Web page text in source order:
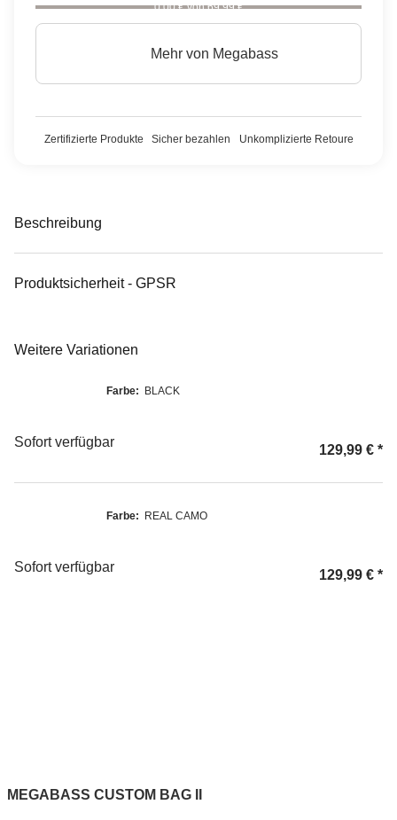
0,00 € von 69,99 €
Mehr von Megabass
Zertifizierte Produkte Sicher bezahlen Unkomplizierte Retoure
Beschreibung
Produktsicherheit - GPSR
Weitere Variationen
Farbe: BLACK
Sofort verfügbar
129,99 € *
Farbe: REAL CAMO
Sofort verfügbar
129,99 € *
MEGABASS CUSTOM BAG II